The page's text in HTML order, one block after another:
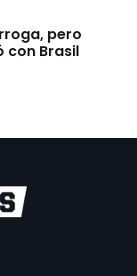
pero
con Brasil